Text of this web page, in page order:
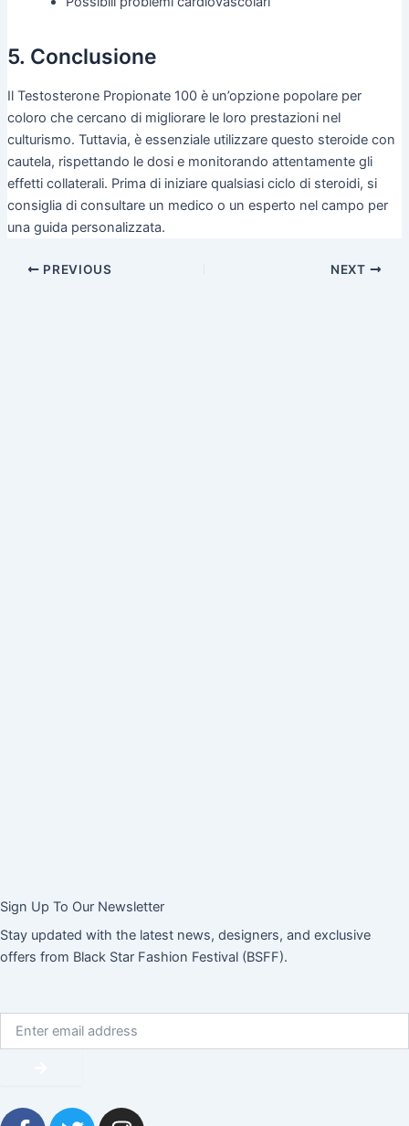
5. Conclusione
Il Testosterone Propionate 100 è un’opzione popolare per
coloro che cercano di migliorare le loro prestazioni nel
culturismo. Tuttavia, è essenziale utilizzare questo steroide con
cautela, rispettando le dosi e monitorando attentamente gli
effetti collaterali. Prima di iniziare qualsiasi ciclo di steroidi, si
consiglia di consultare un medico o un esperto nel campo per
una guida personalizzata.
PREVIOUS NEXT
Sign Up To Our Newsletter
Stay updated with the latest news, designers, and exclusive
offers from Black Star Fashion Festival (BSFF).
Submit
F T I